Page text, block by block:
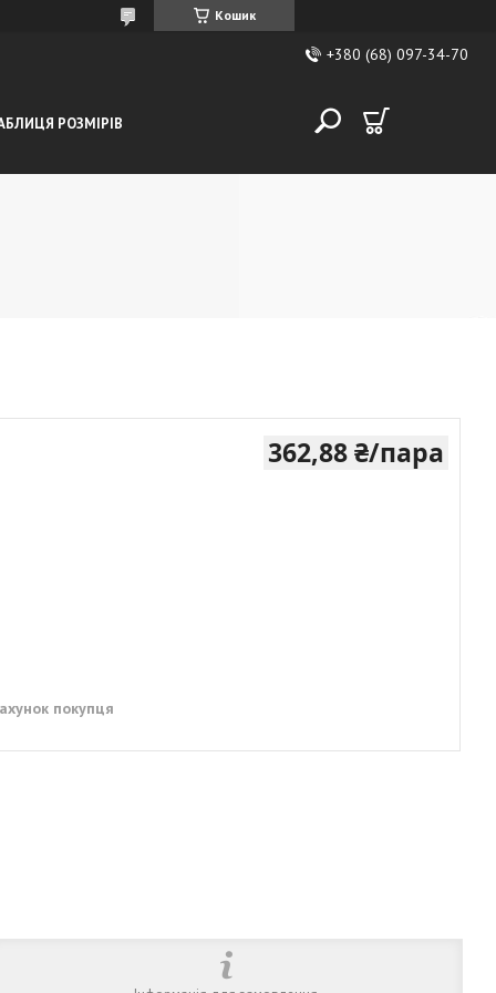
Кошик
+380 (68) 097-34-70
РОЗМІРІВ
362,88 ₴/пара
покупця